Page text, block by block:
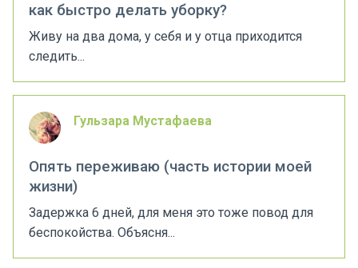
как быстро делать уборку?
Живу на два дома, у себя и у отца приходится
следить...
Гульзара Мустафаева
Опять переживаю (часть истории моей
жизни)
Задержка 6 дней, для меня это тоже повод для
беспокойства. Объясня...